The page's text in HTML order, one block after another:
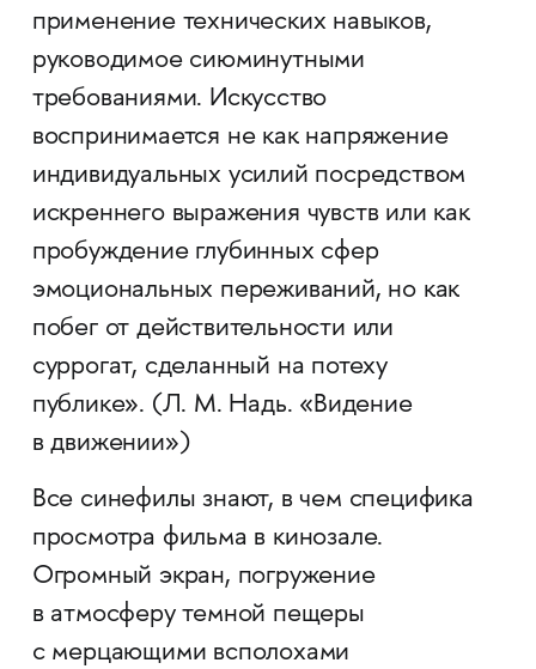
применение технических навыков,
руководимое сиюминутными
требованиями. Искусство
воспринимается не как напряжение
индивидуальных усилий посредством
искреннего выражения чувств или как
пробуждение глубинных сфер
эмоциональных переживаний, но как
побег от действительности или
суррогат, сделанный на потеху
публике». (Л. М. Надь. «Видение
в движении»)
Все синефилы знают, в чем специфика
просмотра фильма в кинозале.
Огромный экран, погружение
в атмосферу темной пещеры
с мерцающими всполохами